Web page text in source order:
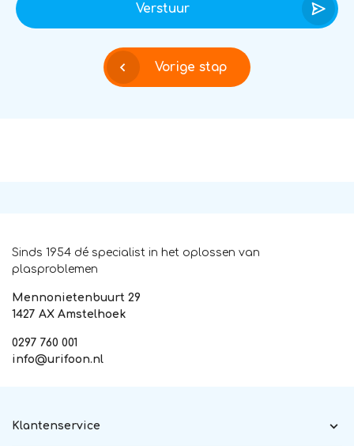
Verstuur
Vorige stap
Sinds 1954 dé specialist in het oplossen van
plasproblemen
Mennonietenbuurt 29
1427 AX Amstelhoek
0297 760 001
info@urifoon.nl
Klantenservice